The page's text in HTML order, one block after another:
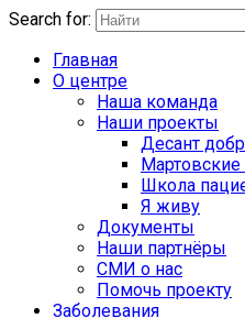
Search for:
Главная
О центре
Наша команда
Наши проекты
Десант
Мартовские
Школа
Я живу
Документы
Наши партнёры
СМИ о нас
Помочь проекту
Заболевания